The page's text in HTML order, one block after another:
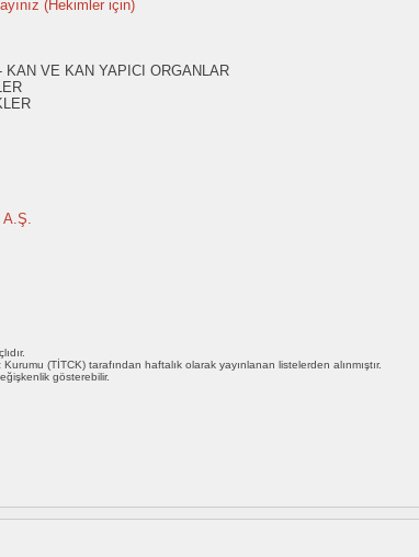
(Hekimler için)
VE KAN YAPICI ORGANLAR
A.Ş.
(TİTCK) tarafından haftalık olarak yayınlanan listelerden alınmıştır.
gösterebilir.